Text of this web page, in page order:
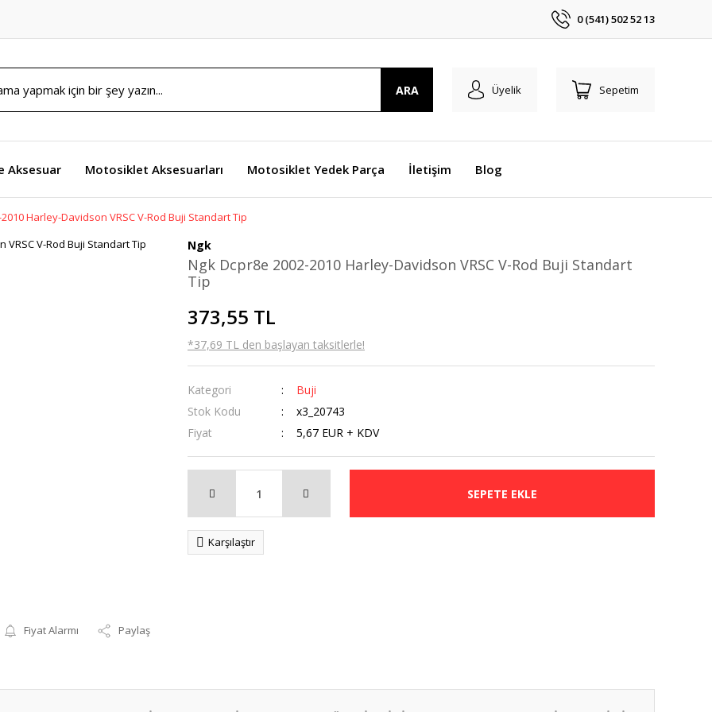
0 (541) 502 52 13
ARA Üyelik Sepetim
Aksesuar Motosiklet Aksesuarları Motosiklet Yedek Parça İletişim Blog
Harley-Davidson VRSC V-Rod Buji Standart Tip
Fiyat Alarmı Paylaş
Ngk
Ngk Dcpr8e 2002-2010 Harley-Davidson VRSC V-Rod Buji Standart
Tip
373,55 TL
*37,69 TL den başlayan taksitlerle!
Kategori
Buji
Stok Kodu
x3_20743
Fiyat
5,67 EUR + KDV
SEPETE EKLE
Karşılaştır